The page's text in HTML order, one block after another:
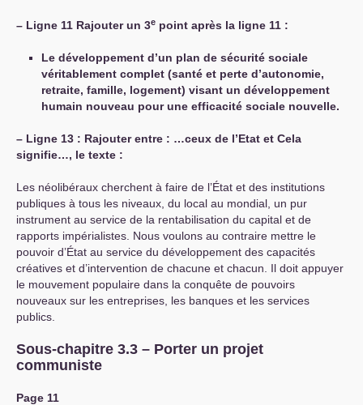
– Ligne 11 Rajouter un 3e point après la ligne 11 :
Le développement d’un plan de sécurité sociale
véritablement complet (santé et perte d’autonomie,
retraite, famille, logement) visant un développement
humain nouveau pour une efficacité sociale nouvelle.
– Ligne 13 : Rajouter entre : …ceux de l’Etat et Cela
signifie…, le texte :
Les néolibéraux cherchent à faire de l’État et des institutions
publiques à tous les niveaux, du local au mondial, un pur
instrument au service de la rentabilisation du capital et de
rapports impérialistes. Nous voulons au contraire mettre le
pouvoir d’État au service du développement des capacités
créatives et d’intervention de chacune et chacun. Il doit appuyer
le mouvement populaire dans la conquête de pouvoirs
nouveaux sur les entreprises, les banques et les services
publics.
Sous-chapitre 3.3 – Porter un projet
communiste
Page 11